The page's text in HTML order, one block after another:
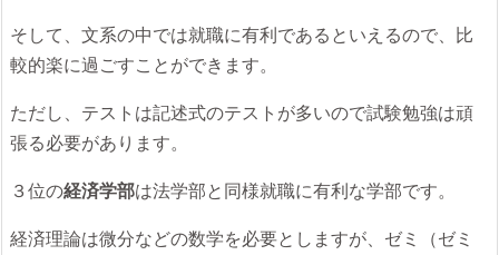
そして、文系の中では就職に有利であるといえるので、比
較的楽に過ごすことができます。
ただし、テストは記述式のテストが多いので試験勉強は頑
張る必要があります。
３位の経済学部は法学部と同様就職に有利な学部です。
経済理論は微分などの数学を必要としますが、ゼミ（ゼミ